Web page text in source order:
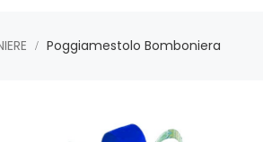
Poggiamestolo Bomboniera